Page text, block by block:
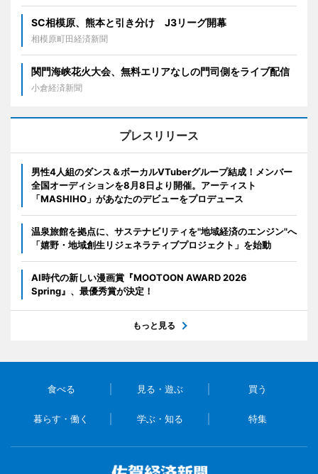
SC相模原、熊本と引き分け J3リーグ開幕
相模原町田経済新聞
関門海峡花火大会、無料エリアなしの門司側をライブ配信
小倉経済新聞
プレスリリース
男性4人組のダンス＆ボーカルVTuberグループ結成！メンバー
全国オーディションを8月8日より開催。アーティスト
「MASHIHO」があなたのデビューをプロデュース
温泉旅館を拠点に、サステナビリティを"地域経済のエンジン"へ
「嬉野・地域創生リジェネラティブプロジェクト」を始動
AI時代の新しい漫画賞『MOOTOON AWARD 2026
Spring』、最優秀賞が決定！
もっと見る
食べる 見る・遊ぶ 買う
暮らす・働く 学ぶ・知る 特集